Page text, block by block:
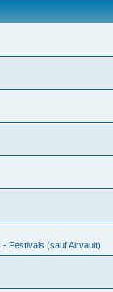
Festivals (sauf Airvault)